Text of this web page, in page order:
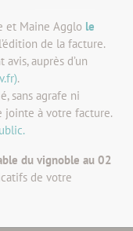
et Maine Agglo le
de la facture.
auprès d’un
.
sans agrafe ni
jointe à votre facture.
du vignoble au 02
de votre